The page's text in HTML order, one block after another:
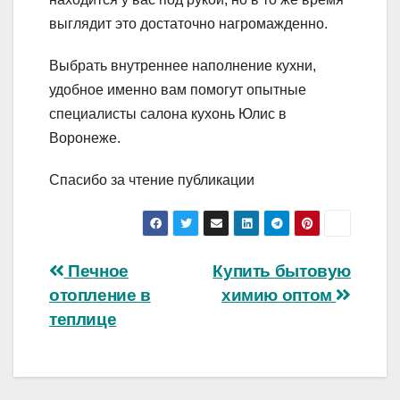
выглядит это достаточно нагромажденно.
Выбрать внутреннее наполнение кухни,
удобное именно вам помогут опытные
специалисты салона кухонь Юлис в
Воронеже.
Спасибо за чтение публикации
Навигация
по
Купить бытовую
химию оптом
Печное
отопление в
теплице